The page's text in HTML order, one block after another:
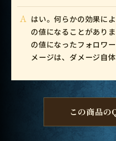
A はい。何らかの効果に
の値になることがあり
の値になったフォロワ
メージは、ダメージ自
この商品